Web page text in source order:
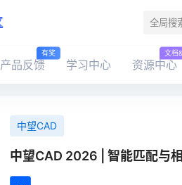
产品反馈
有奖
学习中心 资源中心
文档
中望CAD
中望CAD 2026 | 智能匹配与